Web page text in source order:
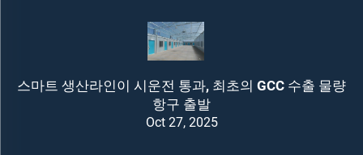
스마트 생산라인이 시운전 통과, 최초의 GCC 수출 물량
항구 출발
Oct 27, 2025